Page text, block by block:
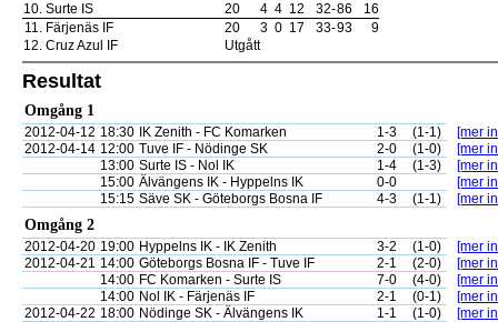
10. Surte IS 20 4 4 12 32-86
16
11. Färjenäs IF 20 3 0 17 33-93
9
12. Cruz Azul IF Utgått
Resultat
Omgång 1
2012-04-12 18:30 IK Zenith - FC Komarken 1-3 (1-1)
[mer
2012-04-14 12:00 Tuve IF - Nödinge SK 2-0 (1-0)
[mer
13:00 Surte IS - Nol IK 1-4 (1-3)
[mer
15:00 Älvängens IK - Hyppelns IK 0-0
[mer
15:15 Säve SK - Göteborgs Bosna IF 4-3 (1-1) [mer
Omgång 2
2012-04-20 19:00 Hyppelns IK - IK Zenith 3-2 (1-0)
[mer
2012-04-21 14:00 Göteborgs Bosna IF - Tuve IF 2-1 (2-0)
[mer
14:00 FC Komarken - Surte IS 7-0 (4-0)
[mer
14:00 Nol IK - Färjenäs IF 2-1 (0-1)
[mer
2012-04-22 18:00 Nödinge SK - Älvängens IK 1-1 (1-0) [mer